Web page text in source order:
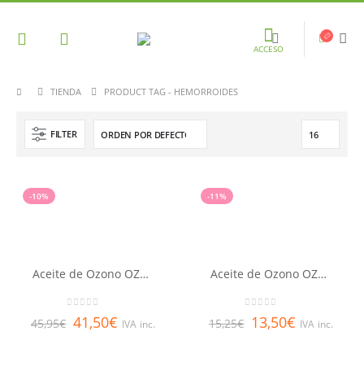
ACCESO
TIENDA PRODUCT TAG - HEMORROIDES
FILTER
-10%
Aceite de Ozono OZOAQUA 100 ml
45,95€ 41,50€ IVA inc.
-11%
Aceite de Ozono OZOAQUA 15 ml
15,25€ 13,50€ IVA inc.